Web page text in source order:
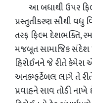
આ બધાથી ઉપર
પ્રસ્તુતીકરણ સૌથી વધુ
તરફ ફિલ્મ દેશભક્તિ,
મજબૂત સામાજિક સંદેશ
હિરોઈનને જે રીતે
અનકમ્ફર્ટેબલ લાગે તે
પ્રવાહને સાવ તોડી